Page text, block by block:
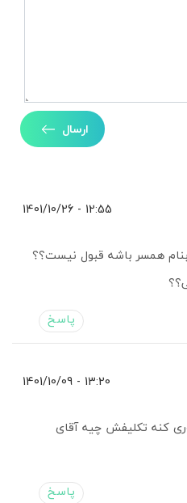
ارسال
12:55 - 1401/10/26
بنام همسر باشه قبول نیست؟؟
پاسخ
13:20 - 1401/10/09
کنه تکلیفش چیه آقای
پاسخ